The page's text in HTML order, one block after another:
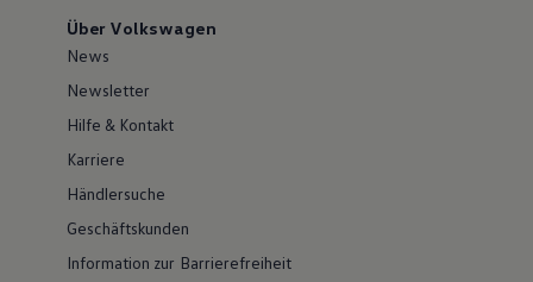
Über Volkswagen
News
Newsletter
Hilfe & Kontakt
Karriere
Händlersuche
Geschäftskunden
Information zur Barrierefreiheit